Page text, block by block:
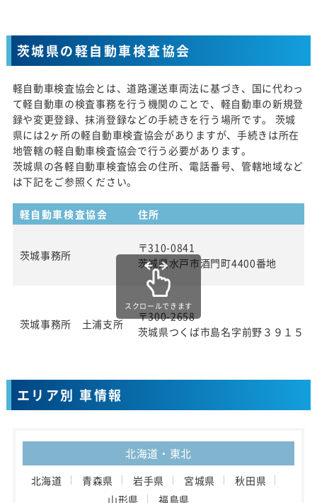
茨城県の軽自動車検査協会
軽自動車検査協会とは、道路運送車両法に基づき、国に代わっ
て軽自動車の検査事務を行う機関のことで、軽自動車の新規登
録や変更登録、抹消登録などの手続きを行う場所です。 茨城
県には2ヶ所の軽自動車検査協会がありますが、手続きは所在
地管轄の軽自動車検査協会で行う必要があります。
茨城県の各軽自動車検査協会の住所、電話番号、管轄地域など
は下記をご参照ください。
軽自動車検査協会 住所
茨城事務所
〒310-0841
茨城県水戸市酒門町4400番地
茨城事務所 土浦支所
〒300-2658
茨城県つくば市島名字前野３９１５
スクロールできます
エリア別 車情報
北海道・東北
北海道 青森県 岩手県 宮城県
秋田県
山形県
福島県